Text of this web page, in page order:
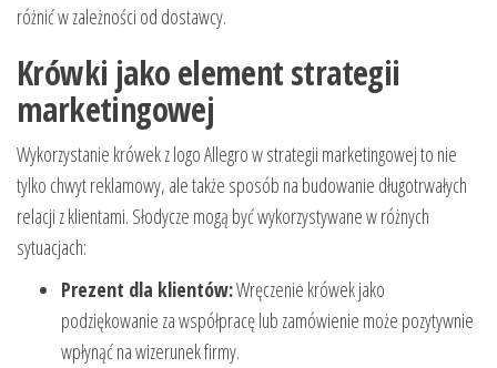
różnić w zależności od dostawcy.
Krówki jako element strategii
marketingowej
Wykorzystanie krówek z logo Allegro w strategii marketingowej to nie
tylko chwyt reklamowy, ale także sposób na budowanie długotrwałych
relacji z klientami. Słodycze mogą być wykorzystywane w różnych
sytuacjach:
Prezent dla klientów:Wręczenie krówek jako
podziękowanie za współpracę lub zamówienie może pozytywnie
wpłynąć na wizerunek firmy.